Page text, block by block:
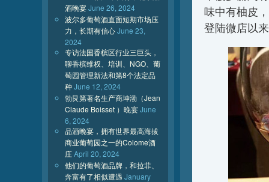
味中有柚皮
登陆微店以
酒晚宴June 26, 2024
波尔多葡萄酒直面短期市场压
力，长期有信心June 23,
2024
专访法国香槟区行业三巨头，
聊香槟维权、培训、NGO、葡
萄园管理新法和第8个法定品
种June 12, 2024
勃艮第著名生产商坤渤（Jean
Claude Boisset ）晚宴June
6, 2024
品酒晚宴，拥有世界最高海拔
商业葡萄园之一的Colome酒
庄April 20, 2024
他们的葡萄酒品牌，和拉菲、
奔富有了相似遭遇 January